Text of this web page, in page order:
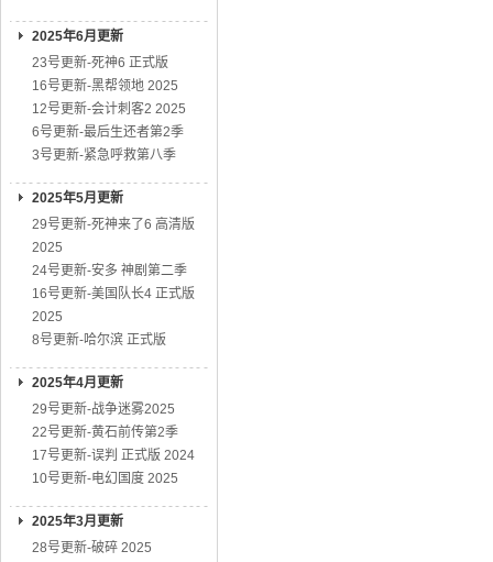
2025年6月更新
23号更新-死神6 正式版
16号更新-黑帮领地 2025
12号更新-会计刺客2 2025
6号更新-最后生还者第2季
3号更新-紧急呼救第八季
2025年5月更新
29号更新-死神来了6 高清版
2025
24号更新-安多 神剧第二季
16号更新-美国队长4 正式版
2025
8号更新-哈尔滨 正式版
2025年4月更新
29号更新-战争迷雾2025
22号更新-黄石前传第2季
17号更新-误判 正式版 2024
10号更新-电幻国度 2025
2025年3月更新
28号更新-破碎 2025